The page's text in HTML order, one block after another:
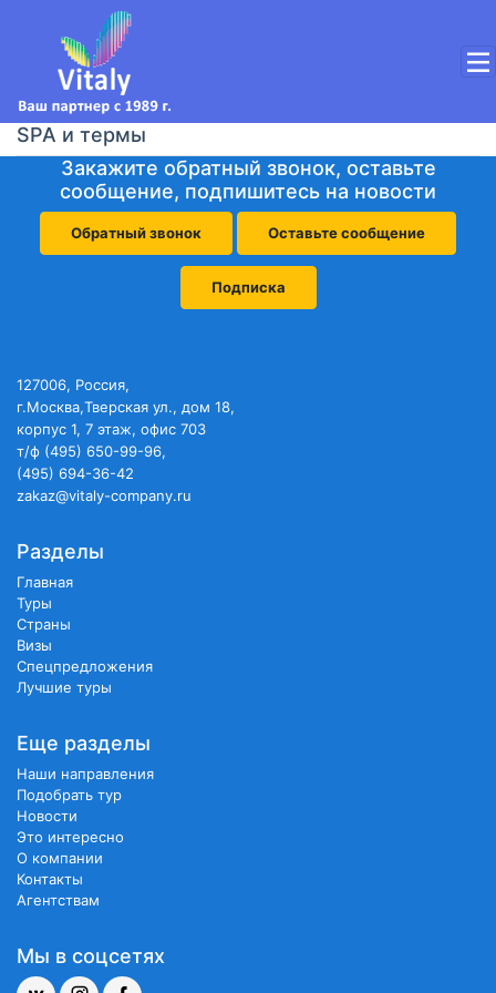
SPA и термы
Закажите обратный звонок, оставьте
сообщение, подпишитесь на новости
Обратный звонок Оставьте сообщение
Подписка
127006, Россия,
г.Москва,Тверская ул., дом 18,
корпус 1, 7 этаж, офис 703
т/ф (495) 650-99-96,
(495) 694-36-42
zakaz@vitaly-company.ru
Разделы
Главная
Туры
Страны
Визы
Спецпредложения
Лучшие туры
Еще разделы
Наши направления
Подобрать тур
Новости
Это интересно
О компании
Контакты
Агентствам
Мы в соцсетях